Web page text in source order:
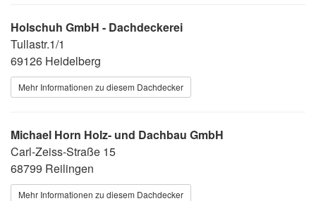
Holschuh GmbH - Dachdeckerei
Tullastr.1/1
69126 Heidelberg
Mehr Informationen zu diesem Dachdecker
Michael Horn Holz- und Dachbau GmbH
Carl-Zeiss-Straße 15
68799 Reilingen
Mehr Informationen zu diesem Dachdecker